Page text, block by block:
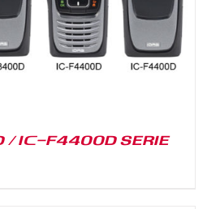
/ IC-F4400D SERIE